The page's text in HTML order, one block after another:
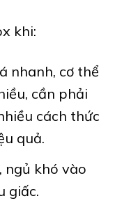
khi:
nhanh, cơ thể
cần phải
cách thức
quả.
ngủ khó vào
giấc.